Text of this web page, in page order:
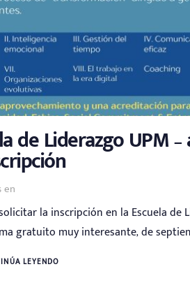
de Liderazgo UPM
en
la inscripción en la Escuela de
gratuito muy interesante, de
LEYENDO